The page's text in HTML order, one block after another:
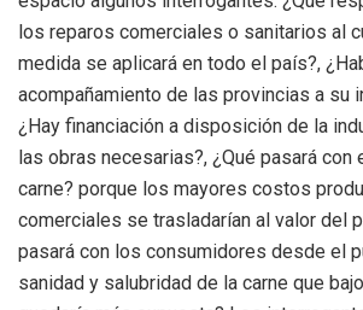
los reparos comerciales o sanitarios al
medida se aplicará en todo el país?,
acompañamiento de las provincias a su
¿Hay financiación a disposición de la
las obras necesarias?, ¿Qué pasará con
carne? porque los mayores costos
comerciales se trasladarían al valor del
pasará con los consumidores desde el
sanidad y salubridad de la carne que